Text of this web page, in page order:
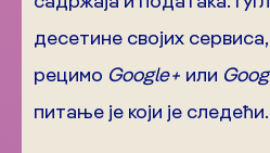
десетине својих сервиса,
рецимо Google+ или
питање је који је следећи.